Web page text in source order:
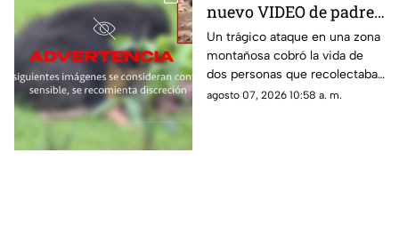
nuevo VIDEO de padre
e hijo siendo devorados
por un oso
Un trágico ataque en una zona
montañosa cobró la vida de
dos personas que recolectaban
leña y dejó a un oficial con
agosto 07, 2026 10:58 a. m.